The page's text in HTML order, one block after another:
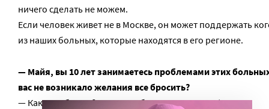
ничего сделать не можем.
Если человек живет не в Москве, он может поддержать
из наших больных, которые находятся в его регионе.
— Майя, вы 10 лет занимаетесь проблемами этих
вас не возникало желания все бросить?
— Как же я брошу? Все эти ребята — мои друзья!